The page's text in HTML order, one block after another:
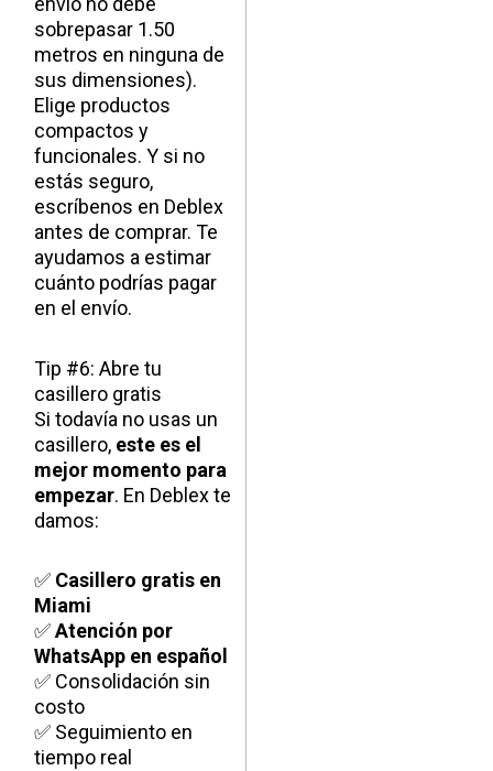
sobrepasar 1.50
metros en ninguna de
sus dimensiones).
Elige productos
compactos y
funcionales. Y si no
estás seguro,
escríbenos en Deblex
antes de comprar. Te
ayudamos a estimar
cuánto podrías pagar
en el envío.
Tip #6: Abre tu
casillero gratis
Si todavía no usas un
casillero, este es el
mejor momento para
empezar. En Deblex te
damos:
✅ Casillero gratis en
Miami
✅Atención por
WhatsApp en español
✅ Consolidación sin
costo
✅ Seguimiento en
tiempo real